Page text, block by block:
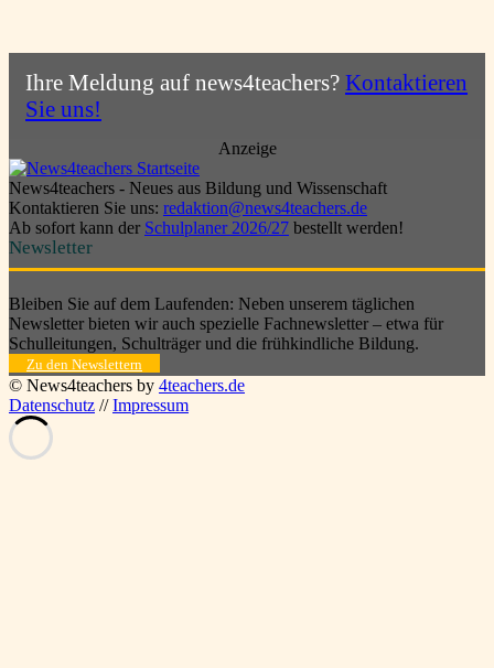
Ihre Meldung auf news4teachers? Kontaktieren
Sie uns!
Anzeige
News4teachers - Neues aus Bildung und Wissenschaft
Kontaktieren Sie uns: redaktion@news4teachers.de
Ab sofort kann der Schulplaner 2026/27 bestellt werden!
Newsletter
Bleiben Sie auf dem Laufenden: Neben unserem täglichen
Newsletter bieten wir auch spezielle Fachnewsletter – etwa für
Schulleitungen, Schulträger und die frühkindliche Bildung.
Zu den Newslettern
© News4teachers by 4teachers.de
Datenschutz //Impressum